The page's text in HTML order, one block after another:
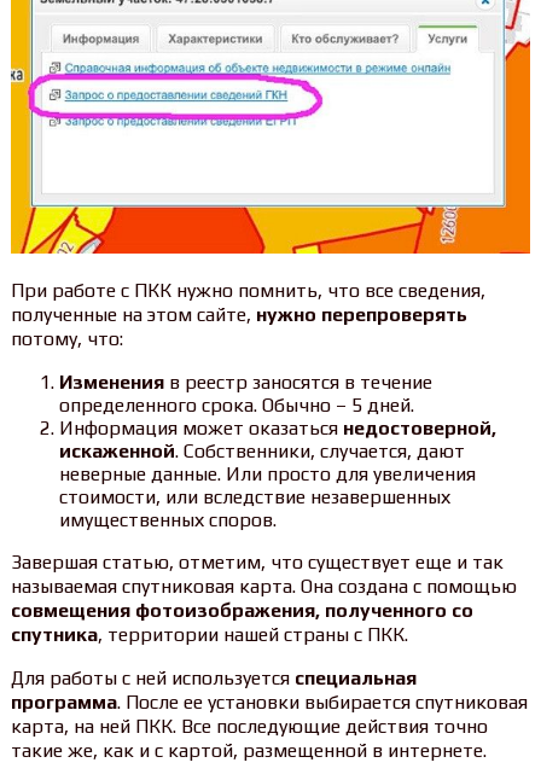
При работе с ПКК нужно помнить, что все сведения,
полученные на этом сайте, нужно перепроверять
потому, что:
Измененияв реестр заносятся в течение
определенного срока. Обычно – 5 дней.
Информация может оказаться недостоверной,
искаженной. Собственники, случается, дают
неверные данные. Или просто для увеличения
стоимости, или вследствие незавершенных
имущественных споров.
Завершая статью, отметим, что существует еще и так
называемая спутниковая карта. Она создана с помощью
совмещения фотоизображения, полученного со
спутника, территории нашей страны с ПКК.
Для работы с ней используется специальная
программа. После ее установки выбирается спутниковая
карта, на ней ПКК. Все последующие действия точно
такие же, как и с картой, размещенной в интернете.